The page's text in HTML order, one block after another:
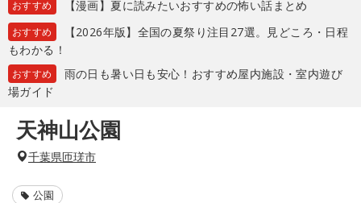
おすすめ 【漫画】夏に読みたいおすすめの怖い話まとめ
おすすめ
【2026年版】全国の夏祭り注目27選。見どころ・日程
もわかる！
おすすめ
雨の日も暑い日も安心！おすすめ屋内施設・室内遊び
場ガイド
天神山公園
千葉県匝瑳市
公園